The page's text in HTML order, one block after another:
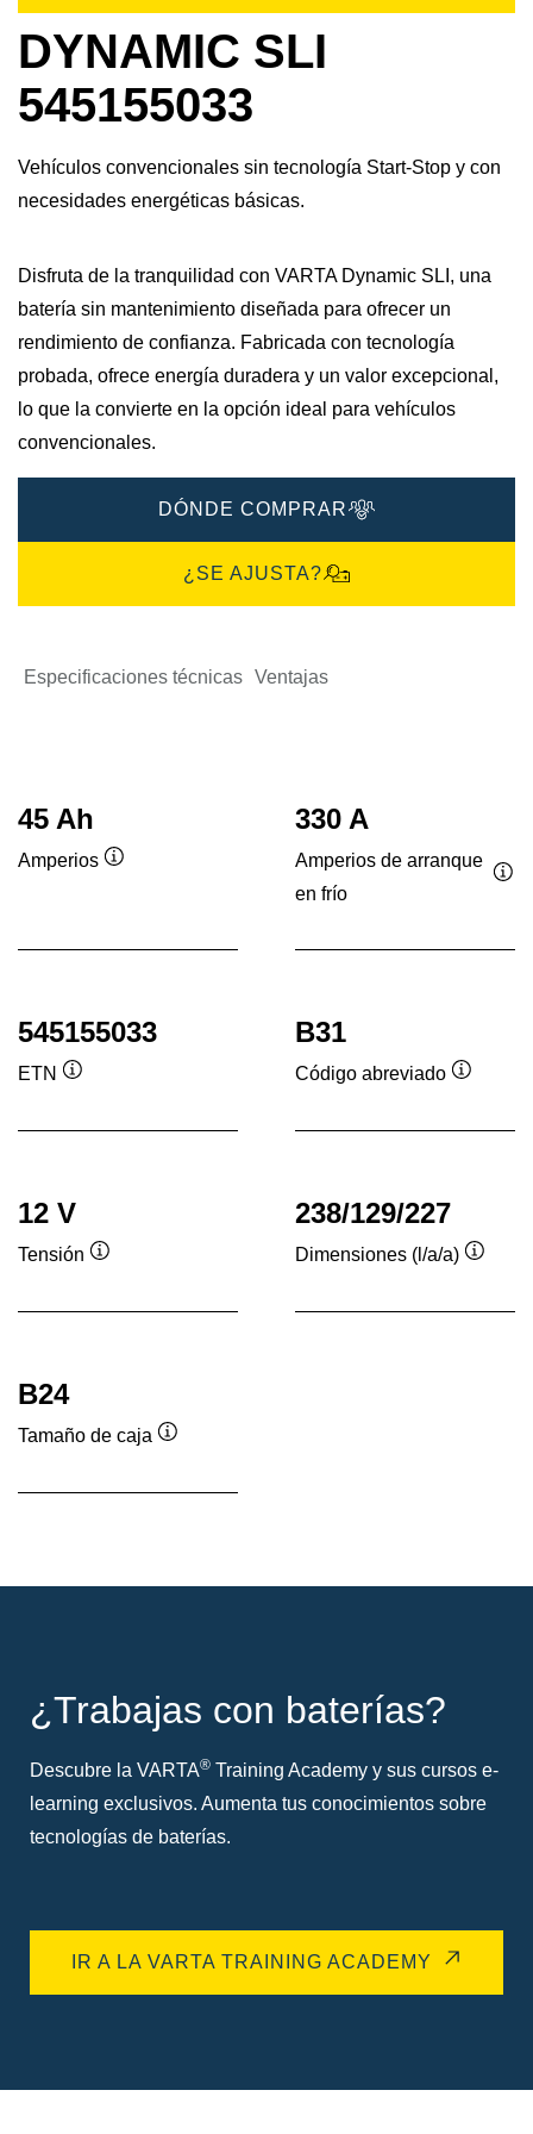
DYNAMIC SLI
545155033
Vehículos convencionales sin tecnología Start-Stop y con
necesidades energéticas básicas.
Disfruta de la tranquilidad con VARTA Dynamic SLI, una
batería sin mantenimiento diseñada para ofrecer un
rendimiento de confianza. Fabricada con tecnología
probada, ofrece energía duradera y un valor excepcional,
lo que la convierte en la opción ideal para vehículos
convencionales.
DÓNDE COMPRAR
¿SE AJUSTA?
Especificaciones técnicas Ventajas
45 Ah
Amperios
330 A
Amperios de arranque
en frío
545155033
ETN
herramientas
B31
Código abreviado
12 V
Tensión
herramientas
238/129/227
Dimensiones (l/a/a)
B24
Tamaño de caja
herramientas
¿Trabajas con baterías?
Descubre la VARTA® Training Academy y sus cursos e-
learning exclusivos. Aumenta tus conocimientos sobre
tecnologías de baterías.
IR A LA VARTA TRAINING ACADEMY